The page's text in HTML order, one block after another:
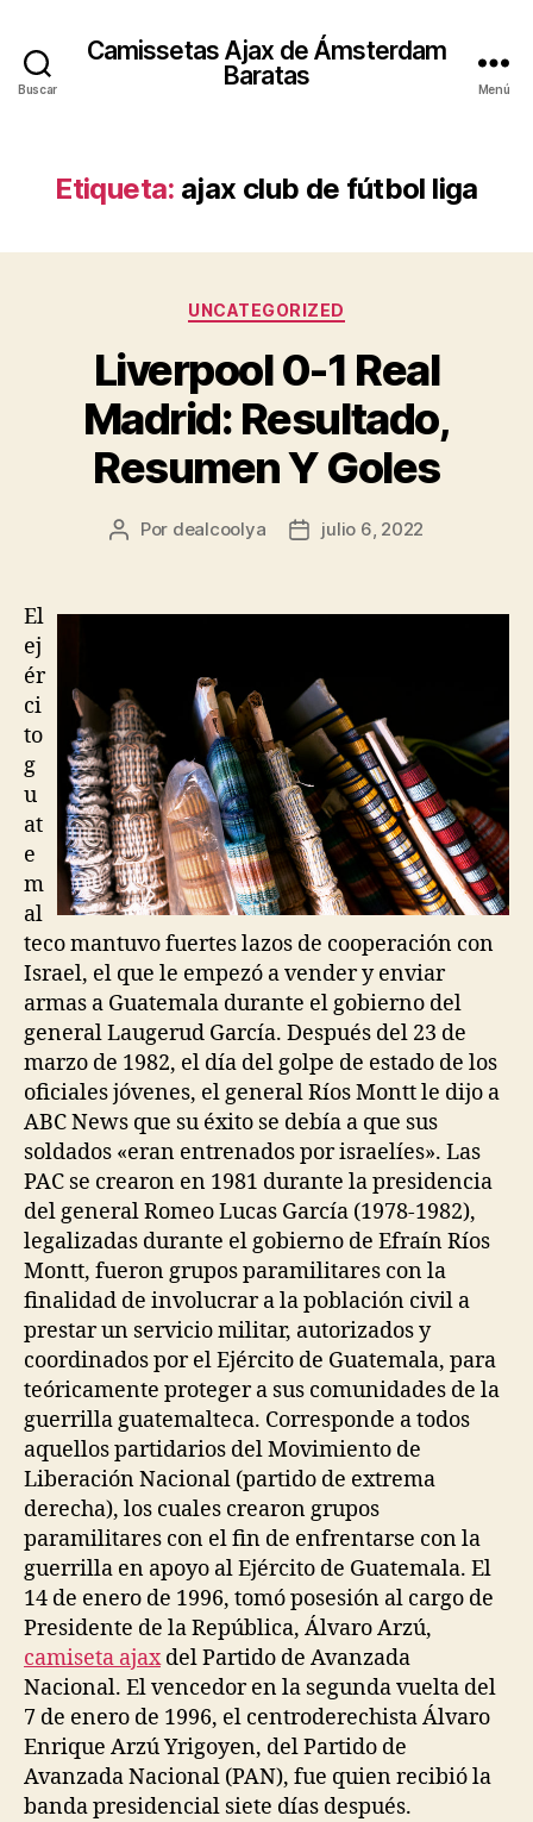
Buscar
Camissetas Ajax de Ámsterdam
Baratas
Menú
Etiqueta: ajax club de fútbol liga
Categorías
UNCATEGORIZED
Liverpool 0-1 Real
Madrid: Resultado,
Resumen Y Goles
Autor
Por dealcoolya
Fechajulio 6, 2022
El
ej
ér
ci
to
g
u
at
e
m
al
teco mantuvo fuertes lazos de cooperación con
Israel, el que le empezó a vender y enviar
armas a Guatemala durante el gobierno del
general Laugerud García. Después del 23 de
marzo de 1982, el día del golpe de estado de los
oficiales jóvenes, el general Ríos Montt le dijo a
ABC News que su éxito se debía a que sus
soldados «eran entrenados por israelíes». Las
PAC se crearon en 1981 durante la presidencia
del general Romeo Lucas García (1978-1982),
legalizadas durante el gobierno de Efraín Ríos
Montt, fueron grupos paramilitares con la
finalidad de involucrar a la población civil a
prestar un servicio militar, autorizados y
coordinados por el Ejército de Guatemala, para
teóricamente proteger a sus comunidades de la
guerrilla guatemalteca. Corresponde a todos
aquellos partidarios del Movimiento de
Liberación Nacional (partido de extrema
derecha), los cuales crearon grupos
paramilitares con el fin de enfrentarse con la
guerrilla en apoyo al Ejército de Guatemala. El
14 de enero de 1996, tomó posesión al cargo de
Presidente de la República, Álvaro Arzú,
camiseta ajaxdel Partido de Avanzada
Nacional. El vencedor en la segunda vuelta del
7 de enero de 1996, el centroderechista Álvaro
Enrique Arzú Yrigoyen, del Partido de
Avanzada Nacional (PAN), fue quien recibió la
banda presidencial siete días después.